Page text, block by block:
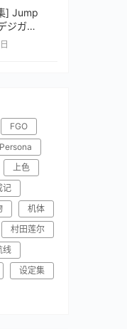
] Jump
ジガ
FGO
Persona
上色
记
机体
村田莲尔
线
设定集